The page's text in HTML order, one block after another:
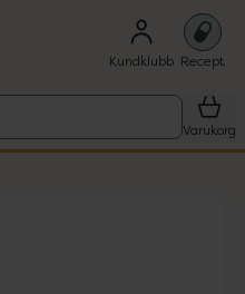
Kundklubb Recept
Varukorg
objekt.